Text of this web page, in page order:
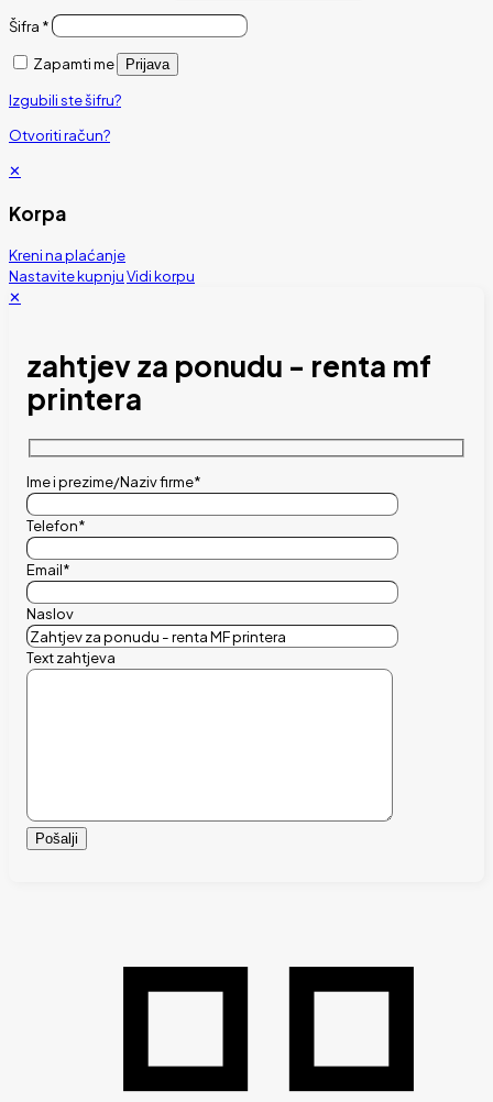
Šifra *
Zapamti me Prijava
Izgubili ste šifru?
Otvoriti račun?
✕
Korpa
Kreni na plaćanje
Nastavite kupnjuVidi korpu
✕
zahtjev za ponudu - renta mf
printera
Ime i prezime/Naziv firme*
Telefon*
Email*
Naslov
Text zahtjeva